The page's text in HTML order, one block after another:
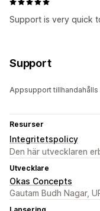
Support is very quick
Support
Appsupport tillhandahålls
Resurser
Integritetspolicy
Den här utvecklaren
Utvecklare
Okas Concepts
Gautam Budh Nagar,